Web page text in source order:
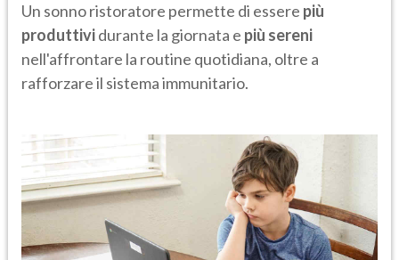
Un sonno ristoratore permette di essere più
produttividurante la giornata e più sereni
nell'affrontare la routine quotidiana, oltre a
rafforzare il sistema immunitario.